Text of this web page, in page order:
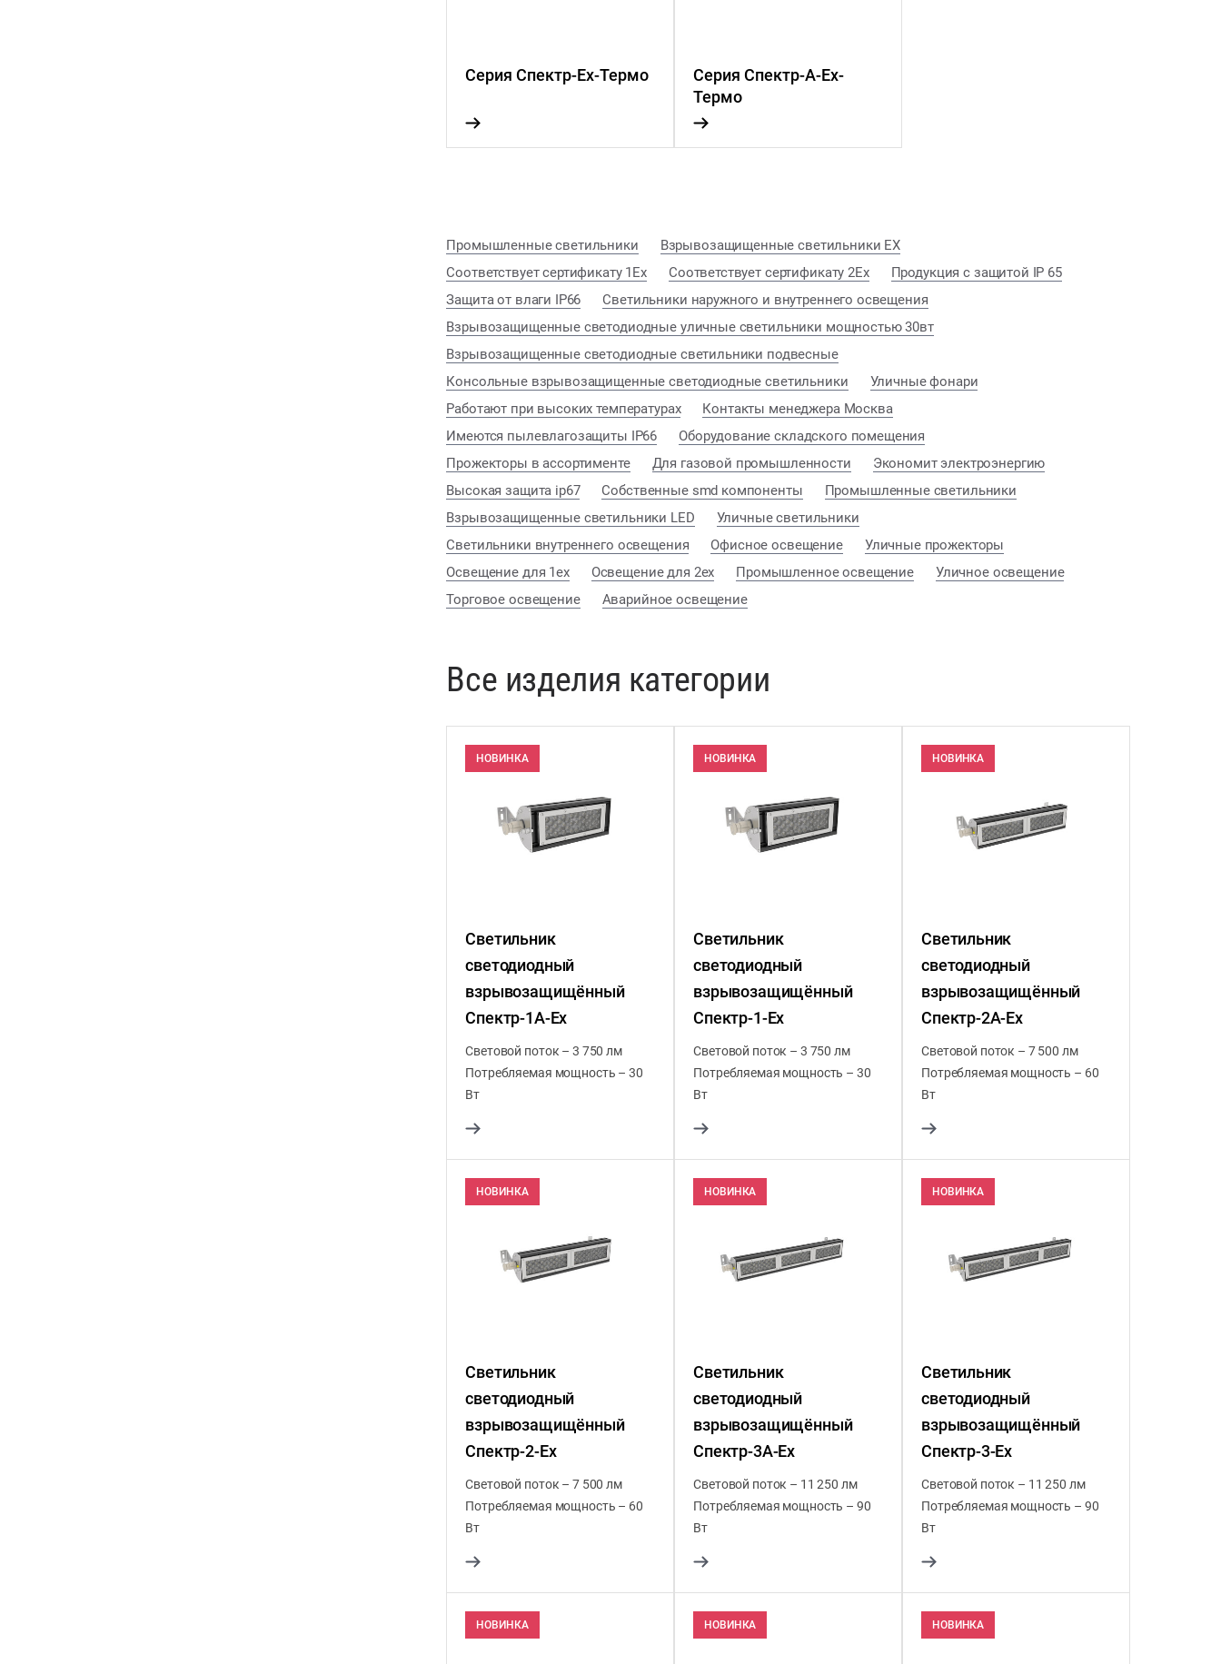
Серия Спектр-Ex-Термо
Серия Спектр-А-Ex-
Термо
Промышленные светильники
Взрывозащищенные светильники EX
Соответствует сертификату 1Ex
Соответствует сертификату 2Ex
Продукция с защитой IP 65
Защита от влаги IP66
Светильники наружного и внутреннего освещения
Взрывозащищенные светодиодные уличные светильники мощностью 30вт
Взрывозащищенные светодиодные светильники подвесные
Консольные взрывозащищенные светодиодные светильники
Уличные фонари
Работают при высоких температурах
Контакты менеджера Москва
Имеются пылевлагозащиты IP66
Оборудование складского помещения
Прожекторы в ассортименте
Для газовой промышленности
Экономит электроэнергию
Высокая защита ip67
Собственные smd компоненты
Промышленные светильники
Взрывозащищенные светильники LED
Уличные светильники
Светильники внутреннего освещения
Офисное освещение
Уличные прожекторы
Освещение для 1ex
Освещение для 2ex Промышленное освещение
Уличное освещение
Торговое освещение
Аварийное освещение
Все изделия категории
НОВИНКА
Светильник
светодиодный
взрывозащищённый
Спектр-1А-Ex
Световой поток – 3 750 лм
Потребляемая мощность – 30
Вт
НОВИНКА
Светильник
светодиодный
взрывозащищённый
Спектр-1-Ex
Световой поток – 3 750 лм
Потребляемая мощность – 30
Вт
НОВИНКА
Светильник
светодиодный
взрывозащищённый
Спектр-2А-Ex
Световой поток – 7 500 лм
Потребляемая мощность – 60
Вт
НОВИНКА
Светильник
светодиодный
взрывозащищённый
Спектр-2-Ex
Световой поток – 7 500 лм
Потребляемая мощность – 60
Вт
НОВИНКА
Светильник
светодиодный
взрывозащищённый
Спектр-3А-Ex
Световой поток – 11 250 лм
Потребляемая мощность – 90
Вт
НОВИНКА
Светильник
светодиодный
взрывозащищённый
Спектр-3-Ex
Световой поток – 11 250 лм
Потребляемая мощность – 90
Вт
НОВИНКА НОВИНКА НОВИНКА